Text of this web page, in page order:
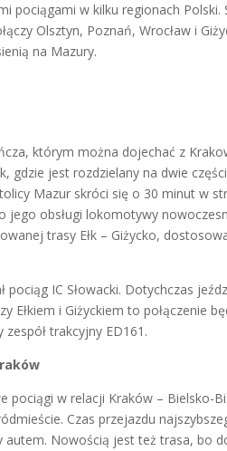
pociągami w kilku regionach
Olsztyn, Poznań, Wrocław i
na Mazury.
którym można dojechać z
gdzie jest rozdzielany na dwie
Mazur skróci się o 30 minut w
jego obsługi lokomotywy
trasy Ełk – Giżycko,
IC Słowacki. Dotychczas
Ełkiem i Giżyckiem to połączenie
zespół trakcyjny ED161.
pociągi w relacji Kraków – Bielsko-
Czas przejazdu
Nowością jest też trasa, bo